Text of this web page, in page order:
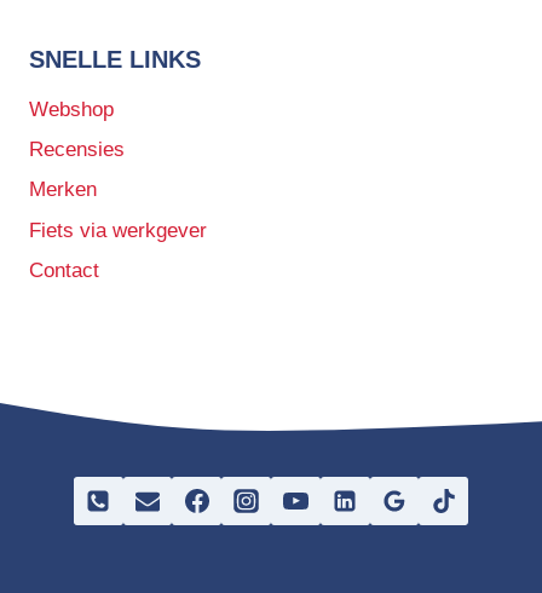
SNELLE LINKS
Webshop
Recensies
Merken
Fiets via werkgever
Contact